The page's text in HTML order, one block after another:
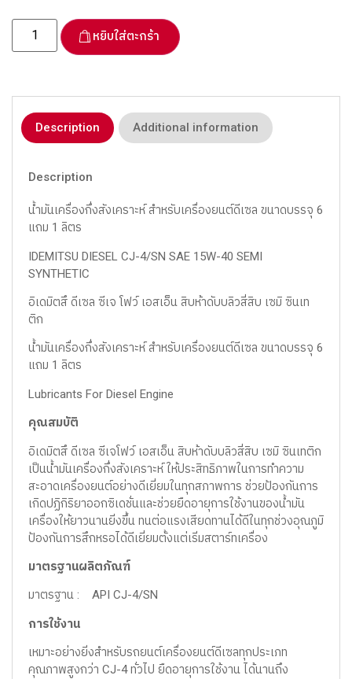
หยิบใส่ตะกร้า
Description Additional information
Description
น้ำมันเครื่องกึ่งสังเคราะห์ สำหรับเครื่องยนต์ดีเซล ขนาดบรรจุ 6
แถม 1 ลิตร
IDEMITSU DIESEL CJ-4/SN SAE 15W-40 SEMI
SYNTHETIC
อิเดมิตสึ ดีเซล ซีเจ โฟว์ เอสเอ็น สิบห้าดับบลิวสี่สิบ เซมิ ซินเท
ติก
น้ำมันเครื่องกึ่งสังเคราะห์ สำหรับเครื่องยนต์ดีเซล ขนาดบรรจุ 6
แถม 1 ลิตร
Lubricants For Diesel Engine
คุณสมบัติ
อิเดมิตสึ ดีเซล ซีเจโฟว์ เอสเอ็น สิบห้าดับบลิวสี่สิบ เซมิ ซินเทติก
เป็นน้ำมันเครื่องกึ่งสังเคราะห์ ให้ประสิทธิภาพในการทำความ
สะอาดเครื่องยนต์อย่างดีเยี่ยมในทุกสภาพการ ช่วยป้องกันการ
เกิดปฏิกิริยาออกซิเดชั่นและช่วยยืดอายุการใช้งานของน้ำมัน
เครื่องให้ยาวนานยิ่งขึ้น ทนต่อแรงเสียดทานได้ดีในทุกช่วงอุณภูมิ
ป้องกันการสึกหรอได้ดีเยี่ยมตั้งแต่เริ่มสตาร์ทเครื่อง
มาตรฐานผลิตภัณฑ์
มาตรฐาน : API CJ-4/SN
การใช้งาน
เหมาะอย่างยิ่งสำหรับรถยนต์เครื่องยนต์ดีเซลทุกประเภท
คุณภาพสูงกว่า CJ-4 ทั่วไป ยืดอายุการใช้งาน ได้นานถึง